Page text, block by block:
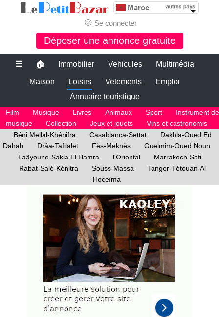
☺ Se connecter
Déposer une annonce gratuite
☰ 🏠 Immobilier Vehicules Multimédia
Maison Loisirs Vetements
Emploi
Annuaire touristique
Film Musique Livres Animaux Sport
Instrument de
musique
Collection Jeux et jouets
Vins et castronomis
Béni Mellal-Khénifra
Casablanca-Settat
Dakhla-Oued Ed
Dahab
Drâa-Tafilalet Fès-Meknès
Guelmim-Oued Noun
Laâyoune-Sakia El Hamra
l'Oriental
Marrakech-Safi
Rabat-Salé-Kénitra
Souss-Massa
Tanger-Tétouan-Al
Hoceïma